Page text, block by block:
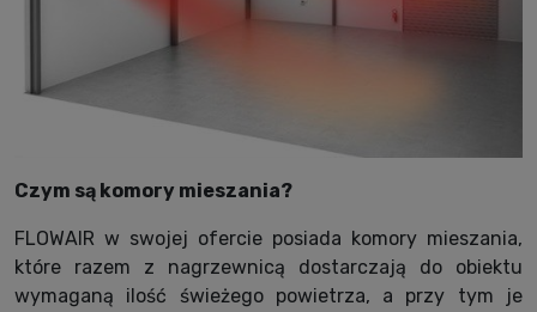
Czym są komory mieszania?
FLOWAIR w swojej ofercie posiada komory mieszania,
które razem z nagrzewnicą dostarczają do obiektu
wymaganą ilość świeżego powietrza, a przy tym je